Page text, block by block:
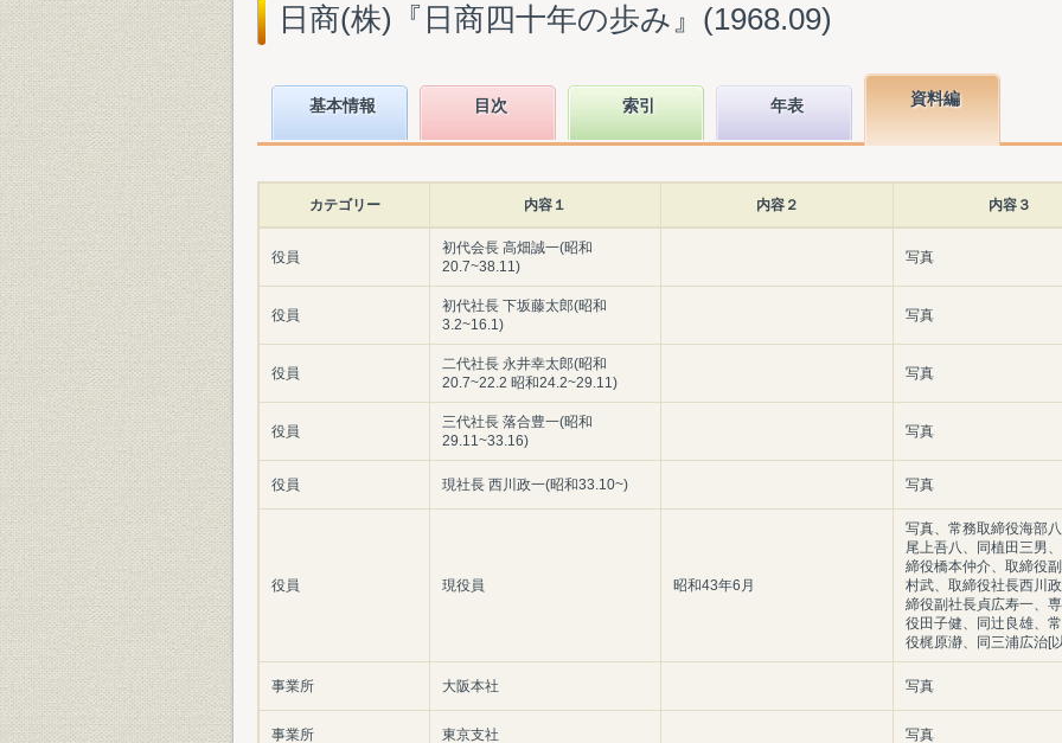
日商(株)『日商四十年の歩み』(1968.09)
基本情報 目次 索引 年表 資料編
カテゴリー 内容１ 内容２ 内容３
役員
初代会長 高畑誠一(昭和
20.7~38.11)
写真
役員
初代社長 下坂藤太郎(昭和
3.2~16.1)
写真
役員
二代社長 永井幸太郎(昭和
20.7~22.2 昭和24.2~29.11)
写真
役員
三代社長 落合豊一(昭和
29.11~33.16)
写真
役員 現社長 西川政一(昭和33.10~) 写真
役員 現役員 昭和43年6月
写真、常務取締役海部
尾上吾八、同植田三男
締役橋本仲介、取締役
村武、取締役社長西川
締役副社長貞広寿一、
役田子健、同辻良雄、
役梶原瀞、同三浦広治[
事業所 大阪本社 写真
事業所 東京支社 写真